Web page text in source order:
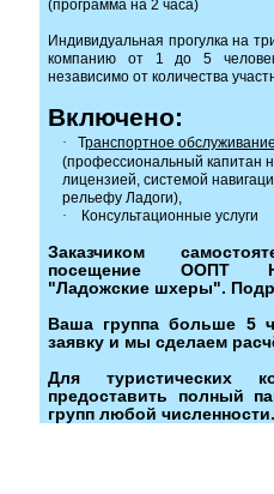
(программа на 2 часа)
Индивидуальная прогулка на
компанию от 1 до 5
независимо от количества
Включено:
· Транспортное
(профессиональный капитан
лицензией, системой
рельефу Ладоги),
·
Консультационные услуги
Заказчиком
посещение ООПТ
"Ладожские шхеры".
Ваша группа больше 5
заявку и мы сделаем
Для туристических
предоставить полный
групп любой численности.